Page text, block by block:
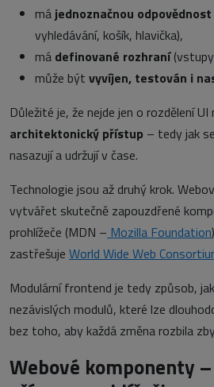
má jednoznačnou odpovědnost
vyhledávání, košík, hlavička),
má definované rozhraní
může být vyvíjen, testován i
Důležité je, že nejde jen o rozdělení
architektonický přístup – tedy jak
nasazují a udržují v čase.
Technologie jsou až druhý krok.
vytvářet skutečně zapouzdřené
prohlížeče (MDN – Mozilla Foundation
zastřešuje World Wide Web
Modulární frontend je tedy způsob,
nezávislých modulů, které lze
bez toho, aby každá změna rozbila
Webové komponenty